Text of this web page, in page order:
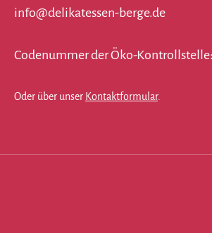
info@delikatessen-berge.de
Codenummer der Öko-
Oder über unser Kontaktformular.